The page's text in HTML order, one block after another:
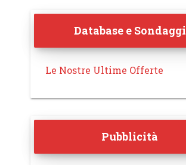
Database e Sondaggi
Le Nostre Ultime Offerte
Pubblicità